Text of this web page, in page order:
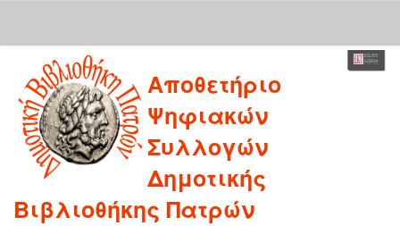
navigation
Αποθετήριο
Ψηφιακών
Συλλογών
Δημοτικής
Βιβλιοθήκης Πατρών